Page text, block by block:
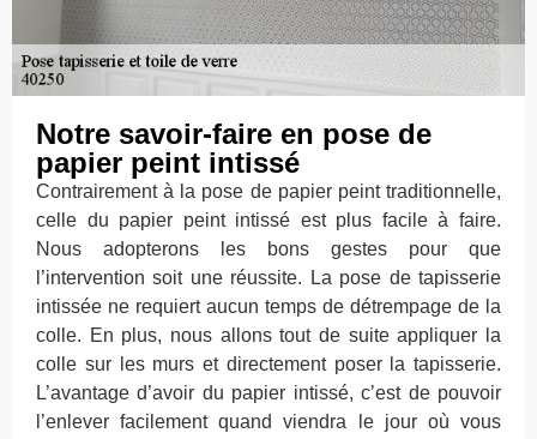
Notre savoir-faire en pose de
papier peint intissé
Contrairement à la pose de papier peint traditionnelle,
celle du papier peint intissé est plus facile à faire.
Nous adopterons les bons gestes pour que
l’intervention soit une réussite. La pose de tapisserie
intissée ne requiert aucun temps de détrempage de la
colle. En plus, nous allons tout de suite appliquer la
colle sur les murs et directement poser la tapisserie.
L’avantage d’avoir du papier intissé, c’est de pouvoir
l’enlever facilement quand viendra le jour où vous